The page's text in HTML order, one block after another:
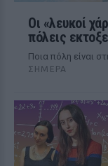
Οι «λευκοί
πόλεις
Ποια πόλη είναι
ΣΉΜΕΡΑ